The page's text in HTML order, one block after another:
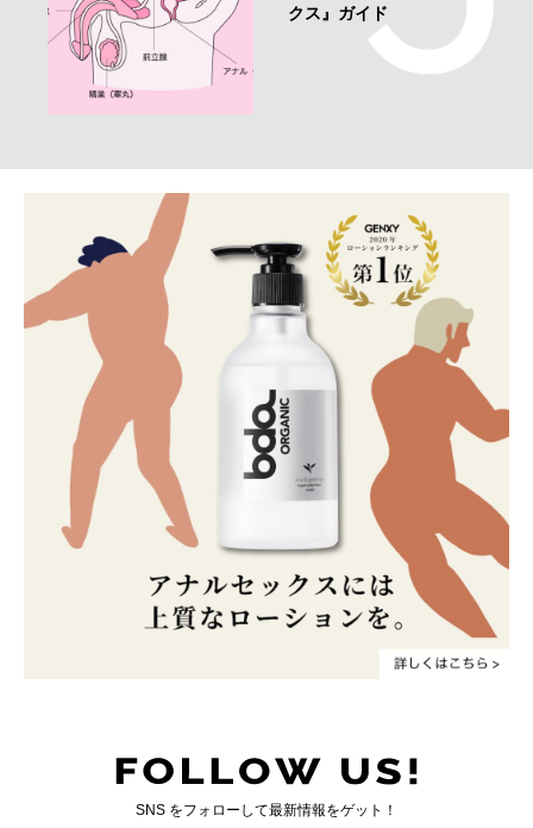
クス』ガイド
SNS をフォローして最新情報をゲット！